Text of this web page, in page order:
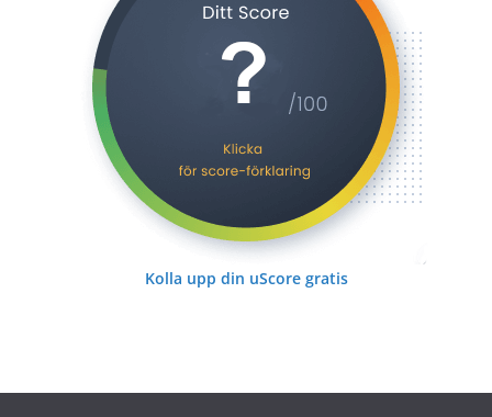
Kolla upp din uScore gratis